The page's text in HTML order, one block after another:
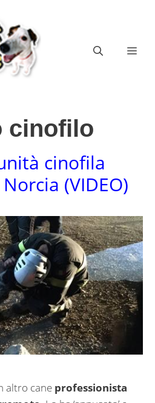
cinofilo
cinofila
(VIDEO)
altro cane professionista